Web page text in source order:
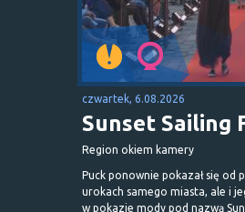
czwartek, 6.08.2026
Sunset Sailing
Region okiem kamery
Puck ponownie pokazał się od
urokach samego miasta, ale i
w pokazie mody pod nazwą